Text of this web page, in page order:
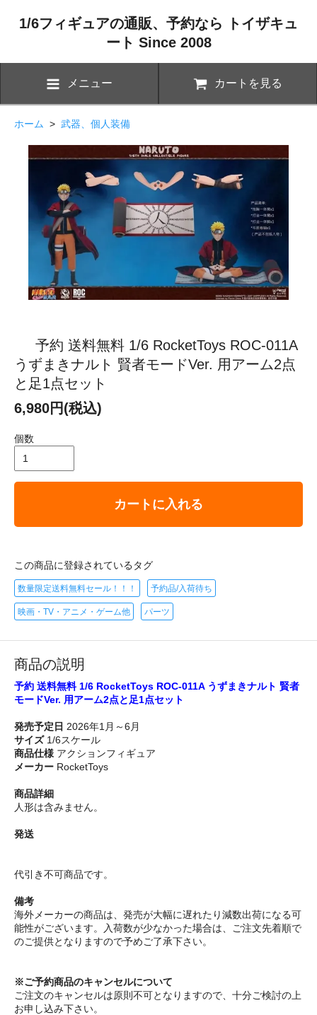
1/6フィギュアの通販、予約なら トイザキュ
ート Since 2008
メニュー カートを見る
ホーム > 武器、個人装備
予約 送料無料 1/6 RocketToys ROC-011A
うずまきナルト 賢者モードVer. 用アーム2点
と足1点セット
6,980円(税込)
個数
カートに入れる
この商品に登録されているタグ
数量限定送料無料セール！！！ 予約品/入荷待ち
映画・TV・アニメ・ゲーム他 パーツ
商品の説明
予約 送料無料 1/6 RocketToys ROC-011A うずまきナルト 賢者
モードVer. 用アーム2点と足1点セット
発売予定日 2026年1月～6月
サイズ1/6スケール
商品仕様 アクションフィギュア
メーカー RocketToys
商品詳細
人形は含みません。
発送
代引き不可商品です。
備考
海外メーカーの商品は、発売が大幅に遅れたり減数出荷になる可
能性がございます。入荷数が少なかった場合は、ご注文先着順で
のご提供となりますので予めご了承下さい。
※ご予約商品のキャンセルについて
ご注文のキャンセルは原則不可となりますので、十分ご検討の上
お申し込み下さい。